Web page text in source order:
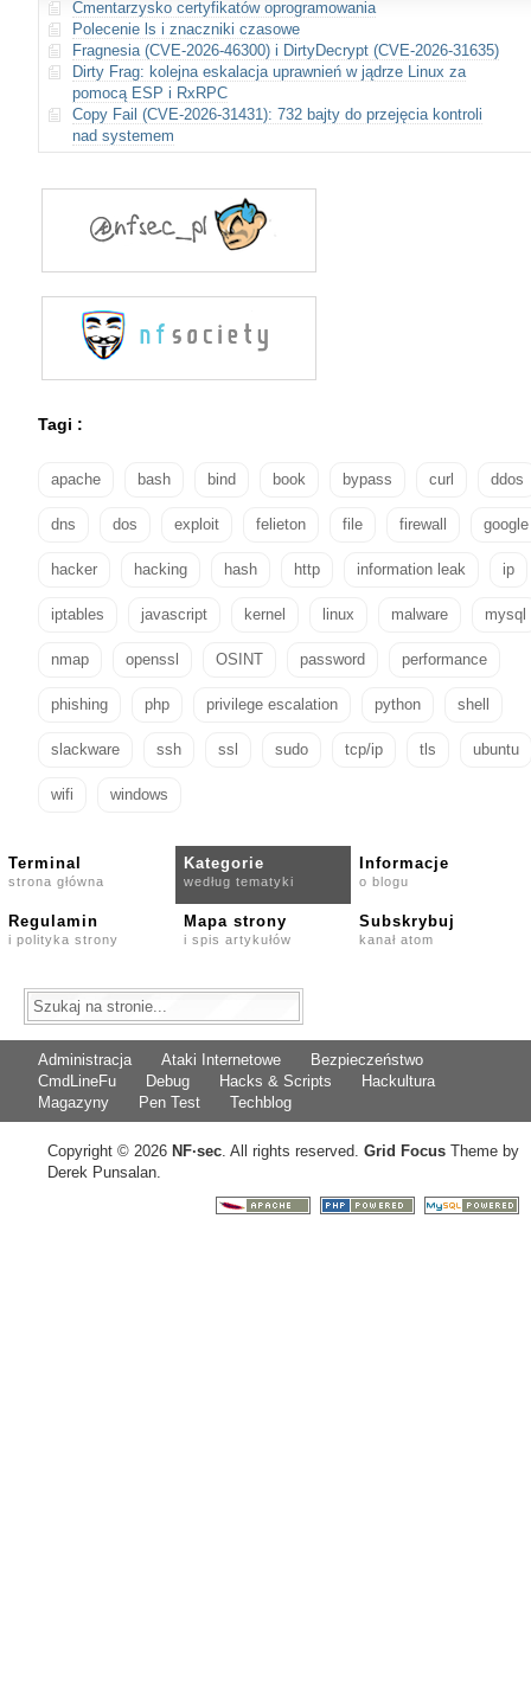
Cmentarzysko certyfikatów oprogramowania
Polecenie ls i znaczniki czasowe
Fragnesia (CVE-2026-46300) i DirtyDecrypt (CVE-2026-31635)
Dirty Frag: kolejna eskalacja uprawnień w jądrze Linux za
pomocą ESP i RxRPC
Copy Fail (CVE-2026-31431): 732 bajty do przejęcia kontroli
nad systemem
Tagi :
apache bash bind book bypass curl ddos
dns dos exploit felieton file firewall google
hacker hacking hash http information leak ip
iptables javascript kernel linux malware mysql
nmap openssl OSINT password performance
phishing php privilege escalation python shell
slackware ssh ssl sudo tcp/ip tls ubuntu
wifi windows
Terminal
strona główna
Kategorie
według tematyki
Informacje
o blogu
Regulamin
i polityka strony
Mapa strony
i spis artykułów
Subskrybuj
kanał atom
Administracja Ataki Internetowe
Bezpieczeństwo
CmdLineFu
Debug Hacks & Scripts
Hackultura
Magazyny
Pen Test Techblog
Copyright © 2026 NF·sec. All rights reserved. Grid Focus Theme by
Derek Punsalan.